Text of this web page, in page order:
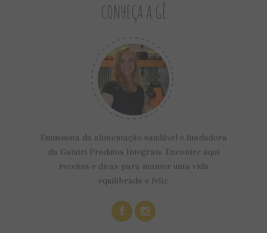
CONHEÇA A GÊ
Entusiasta da alimentação saudável e fundadora
da Gaiatri Produtos Integrais. Encontre aqui
receitas e dicas para manter uma vida
equilibrada e feliz.